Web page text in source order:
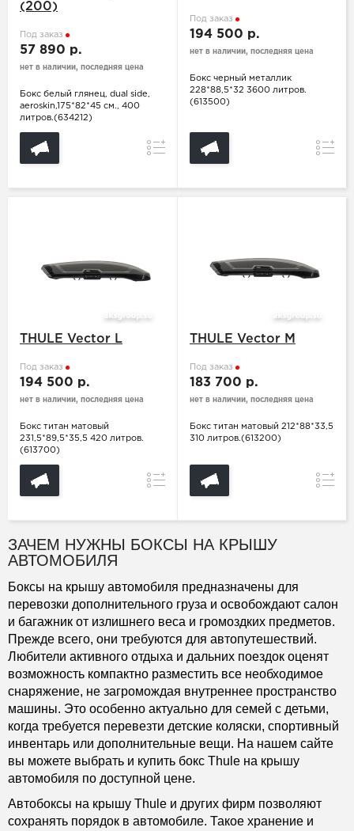
(200)
Под заказ
57 890 р.
нет в наличии, последняя цена
Бокс белый глянец, dual side,
aeroskin,175*82*45 см., 400
литров.(634212)
Сравнение
Под заказ
194 500 р.
нет в наличии, последняя цена
Бокс черный металлик
228*88,5*32 3600 литров.
(613500)
THULE Vector L
Под заказ
194 500 р.
нет в наличии, последняя цена
Бокс титан матовый
231,5*89,5*35,5 420 литров.
(613700)
Сравнение
THULE Vector M
Под заказ
183 700 р.
нет в наличии, последняя цена
Бокс титан матовый 212*88*33,5
310 литров.(613200)
ЗАЧЕМ НУЖНЫ БОКСЫ НА КРЫШУ
АВТОМОБИЛЯ
Боксы на крышу автомобиля предназначены для
перевозки дополнительного груза и освобождают салон
и багажник от излишнего веса и громоздких предметов.
Прежде всего, они требуются для автопутешествий.
Любители активного отдыха и дальних поездок оценят
возможность компактно разместить все необходимое
снаряжение, не загромождая внутреннее пространство
машины. Это особенно актуально для семей с детьми,
когда требуется перевезти детские коляски, спортивный
инвентарь или дополнительные вещи. На нашем сайте
вы можете выбрать и купить бокс Thule на крышу
автомобиля по доступной цене.
Автобоксы на крышу Thule и других фирм позволяют
сохранять порядок в автомобиле. Такое хранение и